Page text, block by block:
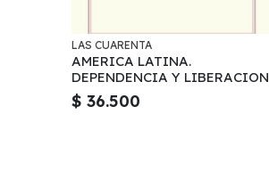
LAS CUARENTA
AMERICA LATINA.
DEPENDENCIA Y LIBERACION
$ 36.500